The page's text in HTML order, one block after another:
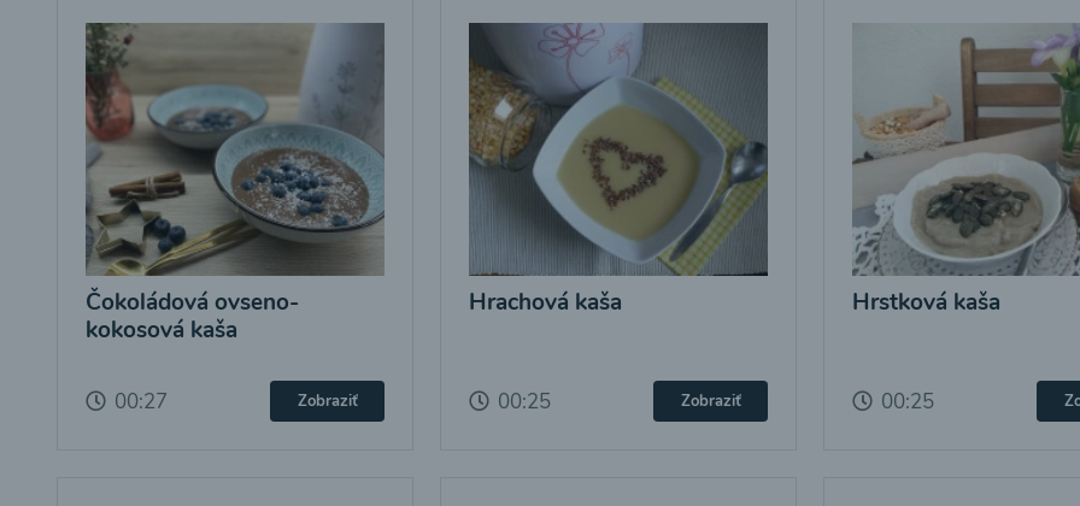
Čokoládová ovseno-
kokosová kaša
00:27 Zobraziť
Hrachová kaša
00:25 Zobraziť
Hrstková kaša
00:25